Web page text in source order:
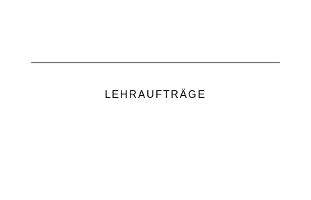
LEHRAUFTRÄGE